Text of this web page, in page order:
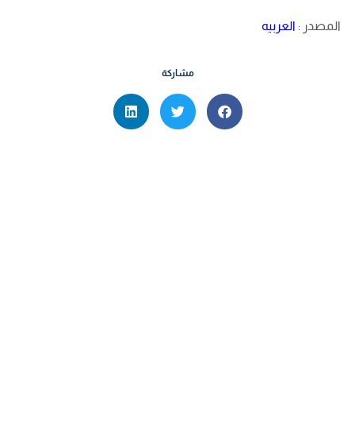
المصدر : العربيه
مشاركة